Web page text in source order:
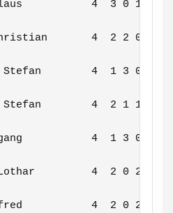
4  3 0 1
4  2 2 0
4  1 3 0
4  2 1 1
4  1 3 0
4  2 0 2
4  2 0 2